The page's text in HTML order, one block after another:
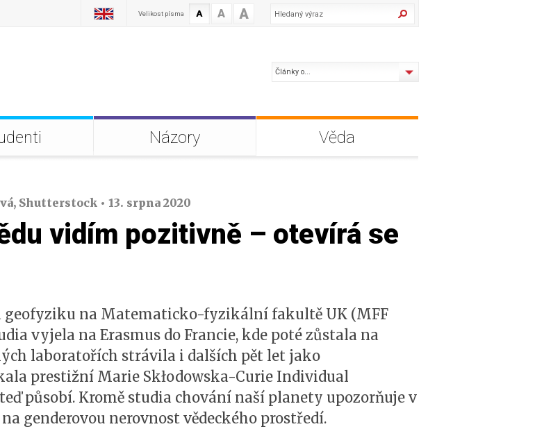
Články o...
Názory Věda
Shutterstock • 13. srpna 2020
vidím pozitivně – otevírá se
geofyziku na Matematicko-fyzikální fakultě UK (MFF
vyjela na Erasmus do Francie, kde poté zůstala na
laboratořích strávila i dalších pět let jako
prestižní Marie Skłodowska-Curie Individual
působí. Kromě studia chování naší planety upozorňuje v
genderovou nerovnost vědeckého prostředí.
Velikost písma A A A